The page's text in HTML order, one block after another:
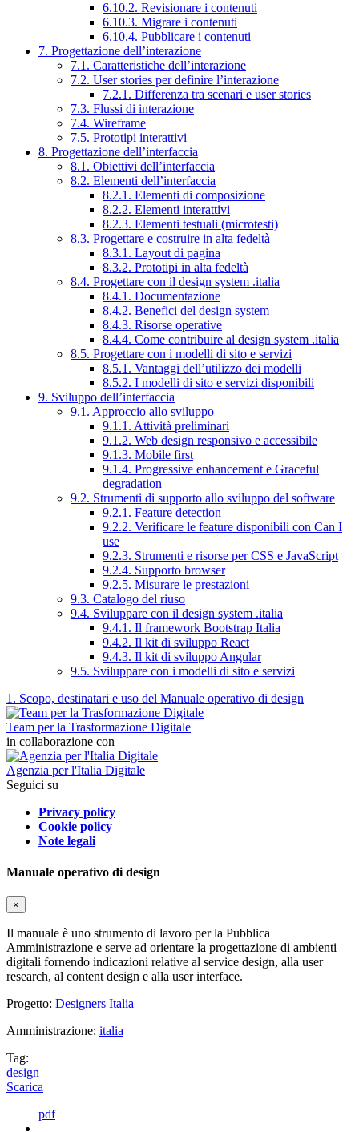
6.10.2. Revisionare i contenuti
6.10.3. Migrare i contenuti
6.10.4. Pubblicare i contenuti
7. Progettazione dell’interazione
7.1. Caratteristiche dell’interazione
7.2. User stories per definire l’interazione
7.2.1. Differenza tra scenari e user stories
7.3. Flussi di interazione
7.4. Wireframe
7.5. Prototipi interattivi
8. Progettazione dell’interfaccia
8.1. Obiettivi dell’interfaccia
8.2. Elementi dell’interfaccia
8.2.1. Elementi di composizione
8.2.2. Elementi interattivi
8.2.3. Elementi testuali (microtesti)
8.3. Progettare e costruire in alta fedeltà
8.3.1. Layout di pagina
8.3.2. Prototipi in alta fedeltà
8.4. Progettare con il design system .italia
8.4.1. Documentazione
8.4.2. Benefici del design system
8.4.3. Risorse operative
8.4.4. Come contribuire al design system .italia
8.5. Progettare con i modelli di sito e servizi
8.5.1. Vantaggi dell’utilizzo dei modelli
8.5.2. I modelli di sito e servizi disponibili
9. Sviluppo dell’interfaccia
9.1. Approccio allo sviluppo
9.1.1. Attività preliminari
9.1.2. Web design responsivo e accessibile
9.1.3. Mobile first
9.1.4. Progressive enhancement e Graceful
degradation
9.2. Strumenti di supporto allo sviluppo del software
9.2.1. Feature detection
9.2.2. Verificare le feature disponibili con Can I
use
9.2.3. Strumenti e risorse per CSS e JavaScript
9.2.4. Supporto browser
9.2.5. Misurare le prestazioni
9.3. Catalogo del riuso
9.4. Sviluppare con il design system .italia
9.4.1. Il framework Bootstrap Italia
9.4.2. Il kit di sviluppo React
9.4.3. Il kit di sviluppo Angular
9.5. Sviluppare con i modelli di sito e servizi
1. Scopo, destinatari e uso del Manuale operativo di design
Team per la Trasformazione Digitale
in collaborazione con
Agenzia per l'Italia Digitale
Seguici su
Privacy policy
Cookie policy
Note legali
Manuale operativo di design
×
Il manuale è uno strumento di lavoro per la Pubblica
Amministrazione e serve ad orientare la progettazione di ambienti
digitali fornendo indicazioni relative al service design, alla user
research, al content design e alla user interface.
Progetto: Designers Italia
Amministrazione: italia
Tag:
design
Scarica
pdf